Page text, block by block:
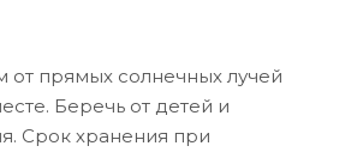
прямых солнечных лучей
Беречь от детей и
Срок хранения при